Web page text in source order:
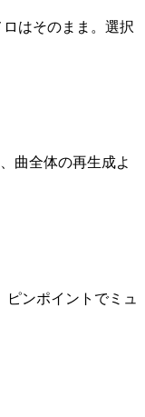
はそのまま。選択
曲全体の再生成よ
ンポイントでミュ